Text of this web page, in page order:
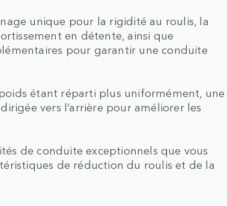
unique pour la rigidité au roulis, la
en détente, ainsi que
pour garantir une conduite
étant réparti plus uniformément, une
vers l’arrière pour améliorer les
de conduite exceptionnels que vous
de réduction du roulis et de la